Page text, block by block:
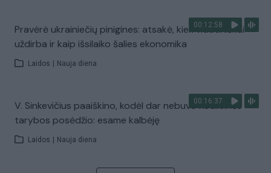
00:12:58
Pravėrė ukrainiečių pinigines: atsakė, kiek vidutiniškai
uždirba ir kaip išsilaiko šalies ekonomika
Laidos Nauja diena
00:16:37
V. Sinkevičius paaiškino, kodėl dar nebuvo Koalicinės
tarybos posėdžio: esame kalbėję
Laidos Nauja diena